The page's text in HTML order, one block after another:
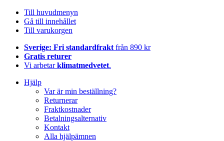
Till huvudmenyn
Gå till innehållet
Till varukorgen
Sverige: Fri standardfrakt från 890 kr
Gratis returer
Vi arbetarklimatmedvetet.
Hjälp
Var är min beställning?
Returnerar
Fraktkostnader
Betalningsalternativ
Kontakt
Alla hjälpämnen